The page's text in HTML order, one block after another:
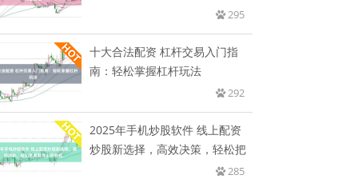
295
十大合法配资 杠杆交易入门指
南：轻松掌握杠杆玩法
292
2025年手机炒股软件 线上配资
炒股新选择，高效决策，轻松把
285